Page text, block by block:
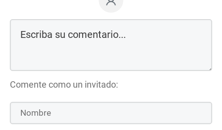
Comente como un invitado: